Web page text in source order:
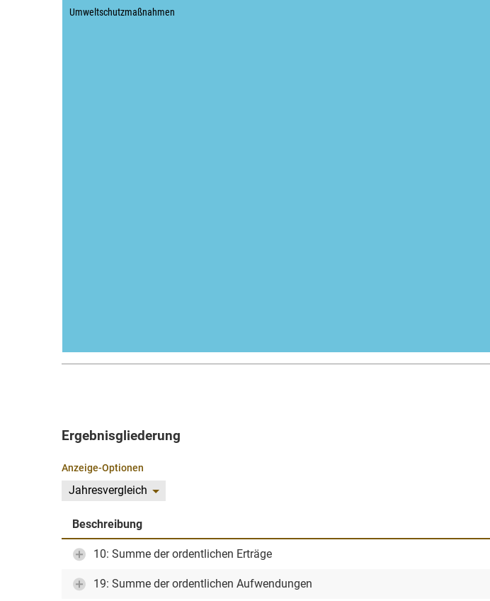
Umweltschutzmaßnahmen
Ergebnisgliederung
Anzeige-Optionen
Jahresvergleich
Beschreibung
10: Summe der ordentlichen Erträge
19: Summe der ordentlichen Aufwendungen